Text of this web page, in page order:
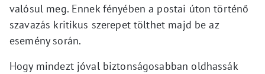
valósul meg. Ennek fényében a postai úton történő
szavazás kritikus szerepet tölthet majd be az
esemény során.
Hogy mindezt jóval biztonságosabban oldhassák